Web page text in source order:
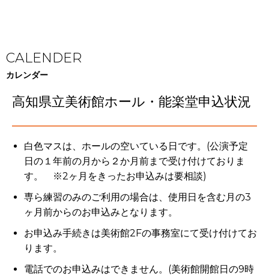
CALENDER
カレンダー
高知県立美術館ホール・能楽堂申込状況
白色マスは、ホールの空いている日です。(公演予定
日の１年前の月から２か月前まで受け付けておりま
す。 ※2ヶ月をきったお申込みは要相談)
専ら練習のみのご利用の場合は、使用日を含む月の3
ヶ月前からのお申込みとなります。
お申込み手続きは美術館2Fの事務室にて受け付けてお
ります。
電話でのお申込みはできません。(美術館開館日の9時